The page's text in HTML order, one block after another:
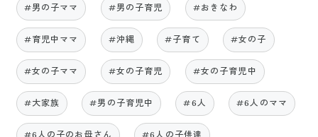
#男の子ママ #男の子育児 #おきなわ
#育児中ママ #沖縄 #子育て #女の子
#女の子ママ #女の子育児 #女の子育児中
#大家族 #男の子育児中 #6人 #6人のママ
#6人の子のお母さん #6人の子供達